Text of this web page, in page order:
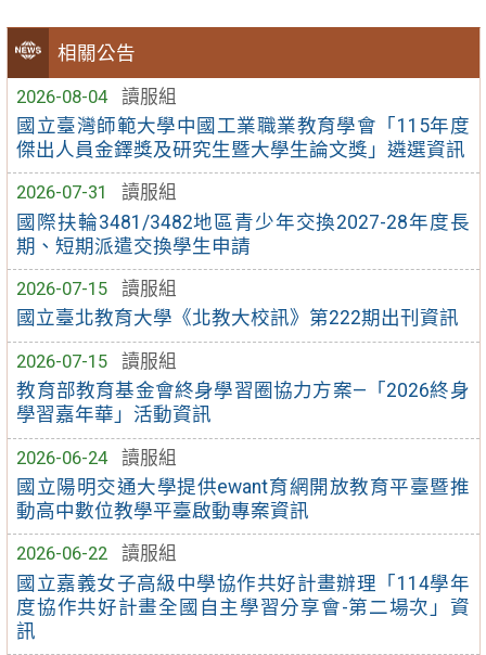
相關公告
2026-08-04
讀服組
國立臺灣師範大學中國工業職業教育學會「115年度
傑出人員金鐸獎及研究生暨大學生論文獎」遴選資訊
2026-07-31
讀服組
國際扶輪3481/3482地區青少年交換2027-28年度長
期、短期派遣交換學生申請
2026-07-15
讀服組
國立臺北教育大學《北教大校訊》第222期出刊資訊
2026-07-15
讀服組
教育部教育基金會終身學習圈協力方案—「2026終身
學習嘉年華」活動資訊
2026-06-24
讀服組
國立陽明交通大學提供ewant育網開放教育平臺暨推
動高中數位教學平臺啟動專案資訊
2026-06-22
讀服組
國立嘉義女子高級中學協作共好計畫辦理「114學年
度協作共好計畫全國自主學習分享會-第二場次」資
訊